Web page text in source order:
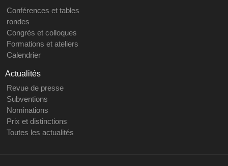
Conférences et tables
rondes
Congrès et colloques
Formations et ateliers
Calendrier
Actualités
Revue de presse
Subventions
Nominations
Prix et distinctions
Toutes les actualités